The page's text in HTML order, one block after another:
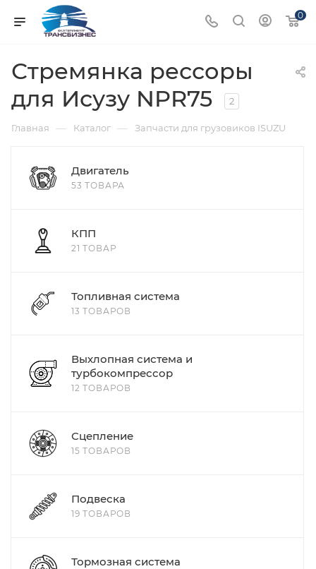
0
Стремянка рессоры
для Исузу NPR75
2
Главная — Каталог — Запчасти для грузовиков ISUZU
Двигатель
53 ТОВАРА
КПП
21 ТОВАР
Топливная система
13 ТОВАРОВ
Выхлопная система и
турбокомпрессор
12 ТОВАРОВ
Сцепление
15 ТОВАРОВ
Подвеска
19 ТОВАРОВ
Тормозная система